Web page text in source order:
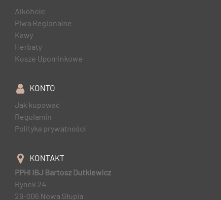
Alkohole
Piwa Regionalne
Kawy
Herbaty
Kosze Upominkowe
KONTO
Jak kupować
Regulamin
Polityka prywatności
KONTAKT
PPHI IBJ Bartosz Dutkiewicz
Rynek 24
26-006 Nowa Słupia